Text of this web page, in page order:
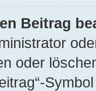
Beitrag
oder